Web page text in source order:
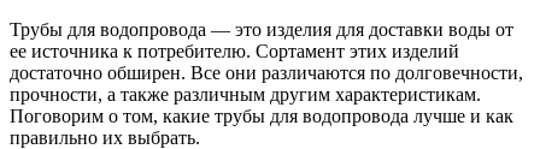
Трубы для водопровода — это изделия для доставки воды от
ее источника к потребителю. Сортамент этих изделий
достаточно обширен. Все они различаются по долговечности,
прочности, а также различным другим характеристикам.
Поговорим о том, какие трубы для водопровода лучше и как
правильно их выбрать.